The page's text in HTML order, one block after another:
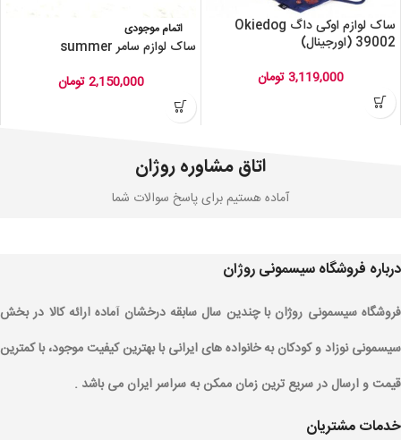
ساک لوازم اوکی داگ Okiedog
39002 (اورجینال)
3,119,000 تومان
اتمام موجودی
ساک لوازم سامر summer
2,150,000تومان
اتاق مشاوره روژان
آماده هستیم برای پاسخ سوالات شما
درباره فروشگاه سیسمونی روژان
فروشگاه سیسمونی روژان با چندین سال سابقه درخشان آماده ارائه کالا در بخش
سیسمونی نوزاد و کودکان به خانواده های ایرانی با بهترین کیفیت موجود، با کمترین
قیمت و ارسال در سریع ترین زمان ممکن به سراسر ایران می باشد .
خدمات مشتریان